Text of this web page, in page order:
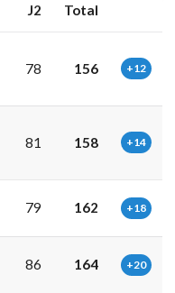
J2 Total
78 156 +12
81 158 +14
79 162 +18
86 164 +20